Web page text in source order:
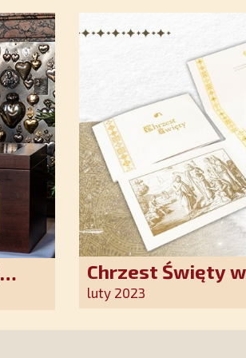
Chrzest Święty
Kościoła. Nasz
luty 2023